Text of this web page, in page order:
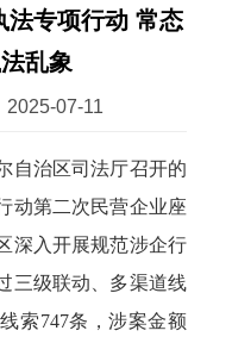
法专项行动 常态
乱象
2025-07-11
治区司法厅召开的
动第二次民营企业座
深入开展规范涉企行
三级联动、多渠道线
索747条，涉案金额